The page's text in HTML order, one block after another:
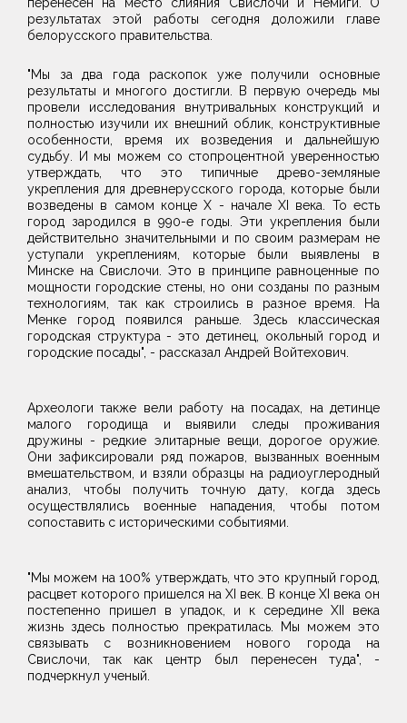
перенесен на место слияния Свислочи и Немиги. О
результатах этой работы сегодня доложили главе
белорусского правительства.
"Мы за два года раскопок уже получили основные
результаты и многого достигли. В первую очередь мы
провели исследования внутривальных конструкций и
полностью изучили их внешний облик, конструктивные
особенности, время их возведения и дальнейшую
судьбу. И мы можем со стопроцентной уверенностью
утверждать, что это типичные древо-земляные
укрепления для древнерусского города, которые были
возведены в самом конце X - начале XI века. То есть
город зародился в 990-е годы. Эти укрепления были
действительно значительными и по своим размерам не
уступали укреплениям, которые были выявлены в
Минске на Свислочи. Это в принципе равноценные по
мощности городские стены, но они созданы по разным
технологиям, так как строились в разное время. На
Менке город появился раньше. Здесь классическая
городская структура - это детинец, окольный город и
городские посады", - рассказал Андрей Войтехович.
Археологи также вели работу на посадах, на детинце
малого городища и выявили следы проживания
дружины - редкие элитарные вещи, дорогое оружие.
Они зафиксировали ряд пожаров, вызванных военным
вмешательством, и взяли образцы на радиоуглеродный
анализ, чтобы получить точную дату, когда здесь
осуществлялись военные нападения, чтобы потом
сопоставить с историческими событиями.
"Мы можем на 100% утверждать, что это крупный город,
расцвет которого пришелся на XI век. В конце XI века он
постепенно пришел в упадок, и к середине XII века
жизнь здесь полностью прекратилась. Мы можем это
связывать с возникновением нового города на
Свислочи, так как центр был перенесен туда", -
подчеркнул ученый.